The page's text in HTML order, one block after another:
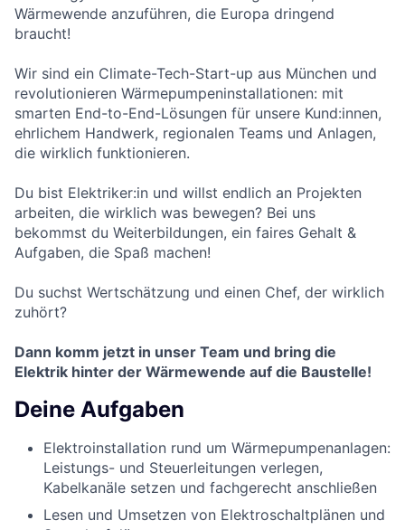
Wärmewende anzuführen, die Europa dringend
braucht!
Wir sind ein Climate-Tech-Start-up aus München und
revolutionieren Wärmepumpeninstallationen: mit
smarten End-to-End-Lösungen für unsere Kund:innen,
ehrlichem Handwerk, regionalen Teams und Anlagen,
die wirklich funktionieren.
Du bist Elektriker:in und willst endlich an Projekten
arbeiten, die wirklich was bewegen? Bei uns
bekommst du Weiterbildungen, ein faires Gehalt &
Aufgaben, die Spaß machen!
Du suchst Wertschätzung und einen Chef, der wirklich
zuhört?
Dann komm jetzt in unser Team und bring die
Elektrik hinter der Wärmewende auf die Baustelle!
Deine Aufgaben
Elektroinstallation rund um Wärmepumpenanlagen:
Leistungs- und Steuerleitungen verlegen,
Kabelkanäle setzen und fachgerecht anschließen
Lesen und Umsetzen von Elektroschaltplänen und